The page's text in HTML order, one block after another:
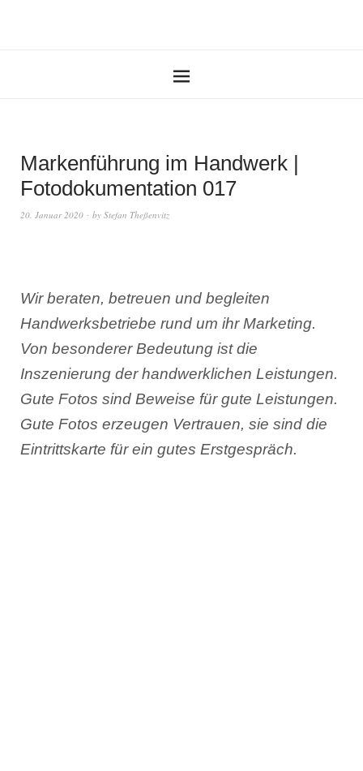
Markenführung im Handwerk |
Fotodokumentation 017
20. Januar 2020 by Stefan Theßenvitz
Wir beraten, betreuen und begleiten
Handwerksbetriebe rund um ihr Marketing.
Von besonderer Bedeutung ist die
Inszenierung der handwerklichen Leistungen.
Gute Fotos sind Beweise für gute Leistungen.
Gute Fotos erzeugen Vertrauen, sie sind die
Eintrittskarte für ein gutes Erstgespräch.